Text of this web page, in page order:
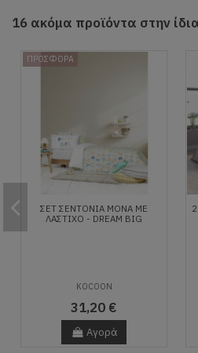
16 ακόμα προϊόντα στην
ΠΡΟΣΦΟΡΑ
ΣΕΤ ΣΕΝΤΌΝΙΑ ΜΟΝΆ ΜΕ
ΛΆΣΤΙΧΟ - DREAM BIG
KOCOON
31,20 €
Αγορά